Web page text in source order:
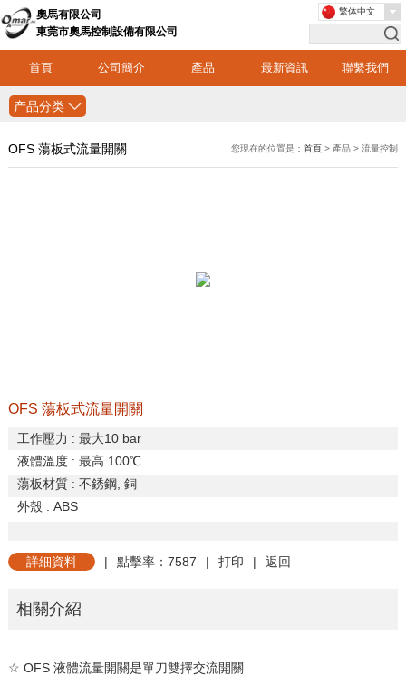
奧馬有限公司
東莞市奧馬控制設備有限公司
首頁 公司簡介 產品 最新資訊 聯繫我們
繁体中文
产品分类
OFS 蕩板式流量開關 您現在的位置是：首頁 > 產品 > 流量控制
OFS 蕩板式流量開關
工作壓力 : 最大10 bar
液體溫度: 最高 100℃
蕩板材質: 不銹鋼, 銅
外殼: ABS
詳細資料 | 點擊率：7587 | 打印 | 返回
相關介紹
☆ OFS 液體流量開關是單刀雙擇交流開關